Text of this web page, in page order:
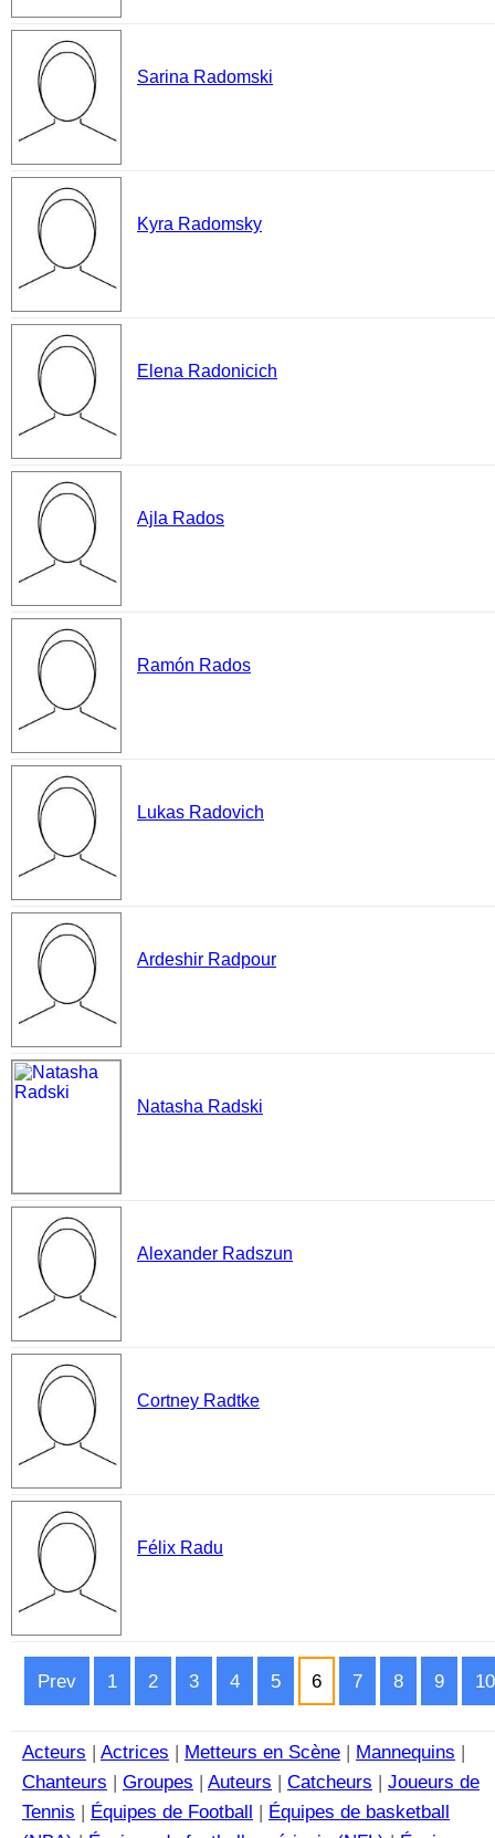
Sarina Radomski
Kyra Radomsky
Elena Radonicich
Ajla Rados
Ramón Rados
Lukas Radovich
Ardeshir Radpour
Natasha Radski
Alexander Radszun
Cortney Radtke
Félix Radu
Prev 1 2 3 4 5 6 7 8 9 10
Acteurs | Actrices | Metteurs en Scène | Mannequins |
Chanteurs | Groupes | Auteurs | Catcheurs | Joueurs de
Tennis | Équipes de Football | Équipes de basketball